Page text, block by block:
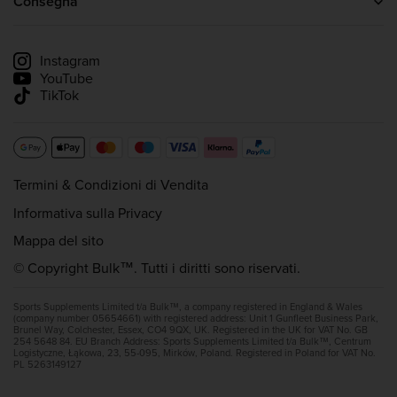
Instagram
YouTube
TikTok
Termini & Condizioni di Vendita
Informativa sulla Privacy
Mappa del sito
© Copyright Bulk™. Tutti i diritti sono riservati.
Sports Supplements Limited t/a Bulk™, a company registered in England & Wales
(company number 05654661) with registered address: Unit 1 Gunfleet Business Park,
Brunel Way, Colchester, Essex, CO4 9QX, UK. Registered in the UK for VAT No. GB
254 5648 84. EU Branch Address: Sports Supplements Limited t/a Bulk™, Centrum
Logistyczne, Łąkowa, 23, 55-095, Mirków, Poland. Registered in Poland for VAT No.
PL 5263149127